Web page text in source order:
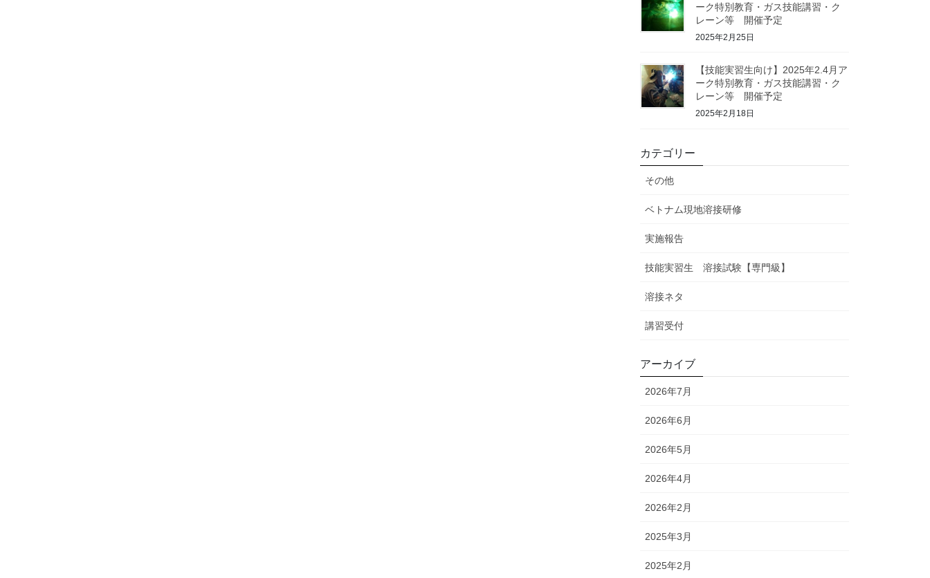
ーク特別教育・ガス技能講習・ク
レーン等 開催予定
2025年2月25日
【技能実習生向け】2025年2.4月ア
ーク特別教育・ガス技能講習・ク
レーン等 開催予定
2025年2月18日
カテゴリー
その他
ベトナム現地溶接研修
実施報告
技能実習生 溶接試験【専門級】
溶接ネタ
講習受付
アーカイブ
2026年7月
2026年6月
2026年5月
2026年4月
2026年2月
2025年3月
2025年2月